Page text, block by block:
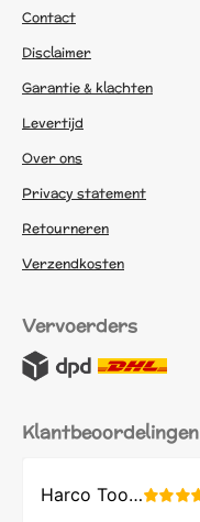
Contact
Disclaimer
Garantie & klachten
Levertijd
Over ons
Privacy statement
Retourneren
Verzendkosten
Vervoerders
Klantbeoordelingen